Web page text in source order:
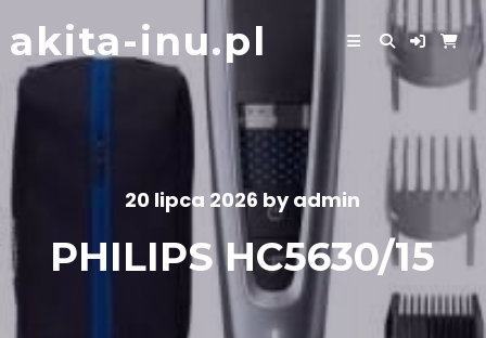
to
content
akita-inu.pl
20 lipca 2026 byadmin
PHILIPS HC5630/15